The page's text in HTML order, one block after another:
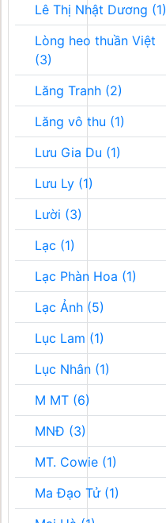
Lê Thị Nhật Dương (1)
Lòng heo thuần Việt
(3)
Lăng Tranh (2)
Lăng vô thu (1)
Lưu Gia Du (1)
Lưu Ly (1)
Lười (3)
Lạc (1)
Lạc Phàn Hoa (1)
Lạc Ảnh (5)
Lục Lam (1)
Lục Nhân (1)
M MT (6)
MNĐ (3)
MT. Cowie (1)
Ma Đạo Tử (1)